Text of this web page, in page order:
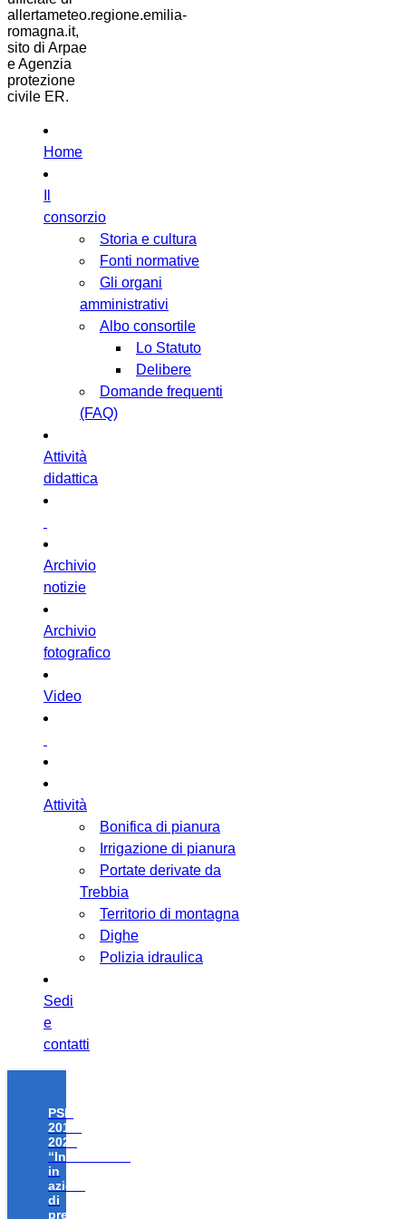
allertameteo.regione.emilia-
romagna.it,
sito di Arpae
e Agenzia
protezione
civile ER.
Home
consorzio
Storia e cultura
Fonti normative
Gli organi
amministrativi
Albo consortile
Lo Statuto
Delibere
Domande frequenti
(FAQ)
Attività
didattica
Archivio
notizie
Archivio
fotografico
Video
Attività
Bonifica di pianura
Irrigazione di pianura
Portate derivate da
Trebbia
Territorio di montagna
Dighe
Polizia idraulica
Sedi
e
contatti
PSR
2014-
2020
“Investimenti
in
azioni
di
prevenzione